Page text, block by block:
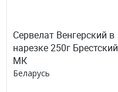
Сервелат Венгерский в
нарезке 250г Брестский
МК
Беларусь